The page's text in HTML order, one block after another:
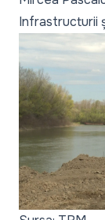
Infrastructurii